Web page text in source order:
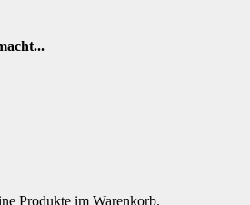
Produkte im Warenkorb.